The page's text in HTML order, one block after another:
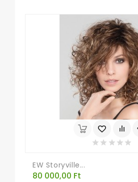
EW Storyville...
Ár
80 000,00 Ft